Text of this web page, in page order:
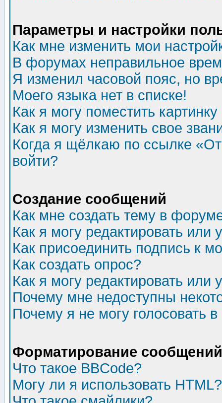
Параметры и настройки
Как мне изменить мои
В форумах неправильное
Я изменил часовой пояс, но
Моего языка нет в списке!
Как я могу поместить
Как я могу изменить свое
Когда я щёлкаю по ссылке
войти?
Создание сообщений
Как мне создать тему в
Как я могу редактировать или
Как присоединить подпись к
Как создать опрос?
Как я могу редактировать или
Почему мне недоступны
Почему я не могу голосовать
Форматирование
Что такое BBCode?
Могу ли я использовать HTML?